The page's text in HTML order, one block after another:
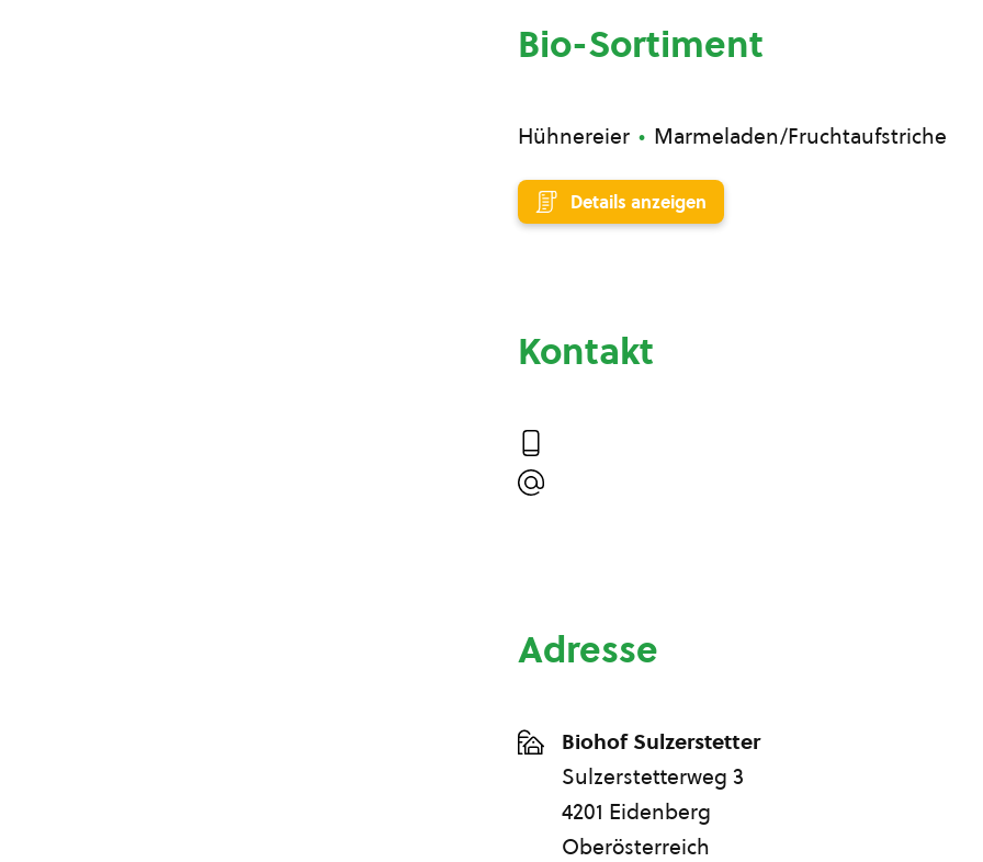
Bio-Sortiment
Hühnereier Marmeladen/Fruchtaufstriche
Details anzeigen
Kontakt
Adresse
Biohof Sulzerstetter
Sulzerstetterweg 3
4201 Eidenberg
Oberösterreich